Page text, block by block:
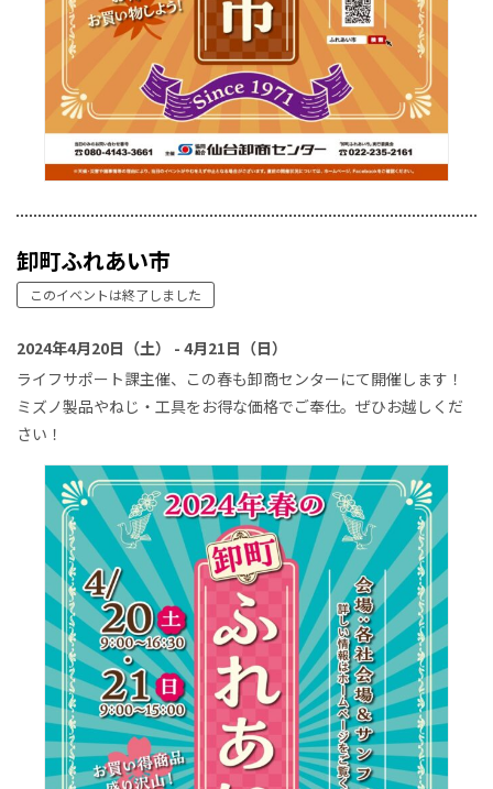
卸町ふれあい市
このイベントは終了しました
2024年4月20日（土） - 4月21日（日）
ライフサポート課主催、この春も卸商センターにて開催します！
ミズノ製品やねじ・工具をお得な価格でご奉仕。ぜひお越しくだ
さい！